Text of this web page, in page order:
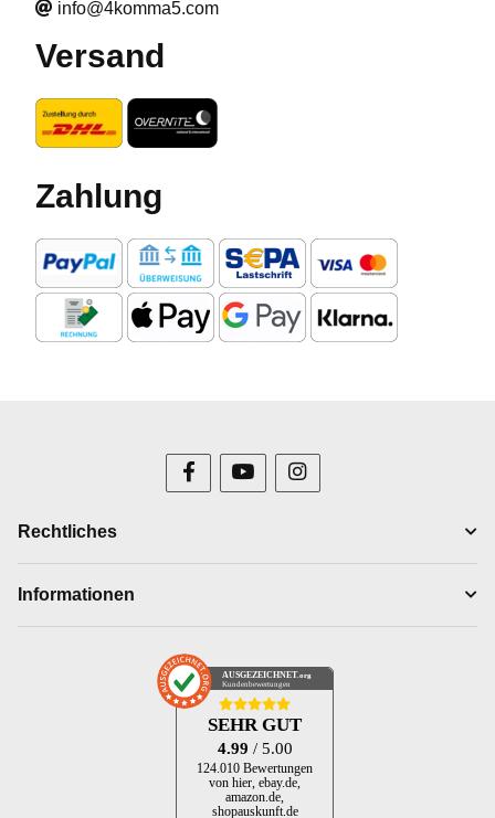
info@4komma5.com
Versand
Zahlung
Rechtliches
Informationen
AUSGEZEICHNET .org
Kundenbewertungen
SEHR GUT
4.99 / 5.00
124.010 Bewertungen
von hier, ebay.de,
amazon.de,
shopauskunft.de